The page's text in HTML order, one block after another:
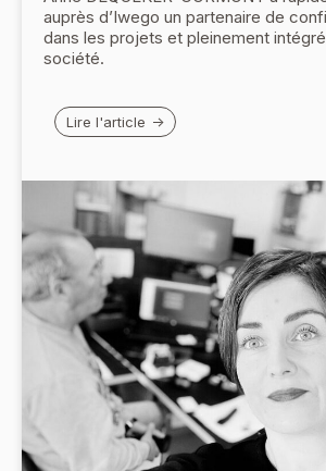
auprès d’Iwego un partenaire de
dans les projets et pleinement
société.
Lire l'article